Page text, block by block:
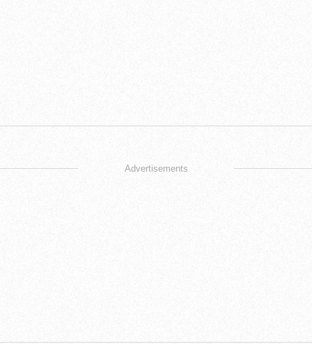
Advertisements